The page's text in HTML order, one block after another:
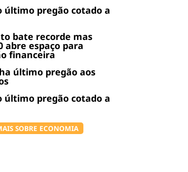
último pregão cotado a
bate recorde mas
abre espaço para
financeira
último pregão aos
último pregão cotado a
SOBRE ECONOMIA